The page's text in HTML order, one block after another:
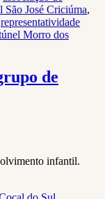
São José Criciúma,
representatividade
Morro dos
de
infantil.